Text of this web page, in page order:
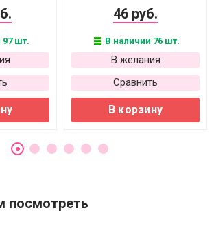
97 шт.
46 руб.
В наличии 76 шт.
В желания
Сравнить
В корзину
посмотреть